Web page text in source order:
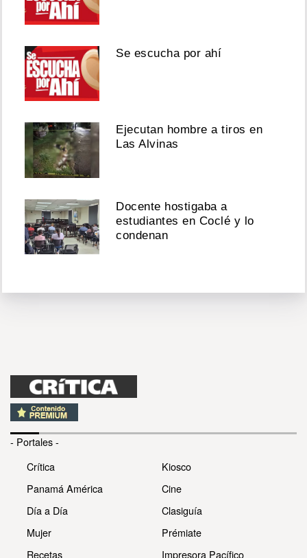
Se escucha por ahí
Ejecutan hombre a tiros en
Las Alvinas
Docente hostigaba a
estudiantes en Coclé y lo
condenan
- Portales -
Crítica
Panamá América
Día a Día
Mujer
Recetas
Kiosco
Cine
Clasiguía
Prémiate
Impresora Pacífico